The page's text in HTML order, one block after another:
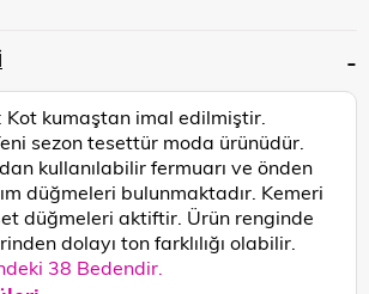
: Kot kumaştan imal edilmiştir.
sezon tesettür moda ürünüdür.
kullanılabilir fermuarı ve önden
düğmeleri bulunmaktadır. Kemeri
düğmeleri aktiftir. Ürün renginde
dolayı ton farklılığı olabilir.
38 Bedendir.